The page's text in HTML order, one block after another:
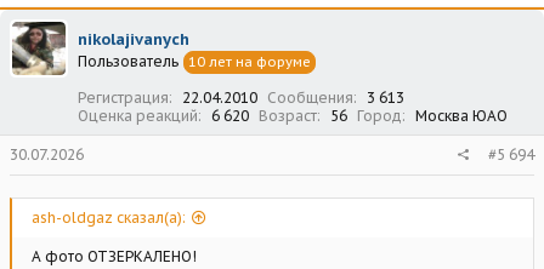
nikolajivanych
Пользователь 10 лет на форуме
Регистрация 22.04.2010 Сообщения
3 613
Оценка реакций
6 620 Возраст 56 Город Москва ЮАО
30.07.2026 #5 694
ash-oldgaz сказал(а):
А фото ОТЗЕРКАЛЕНО!